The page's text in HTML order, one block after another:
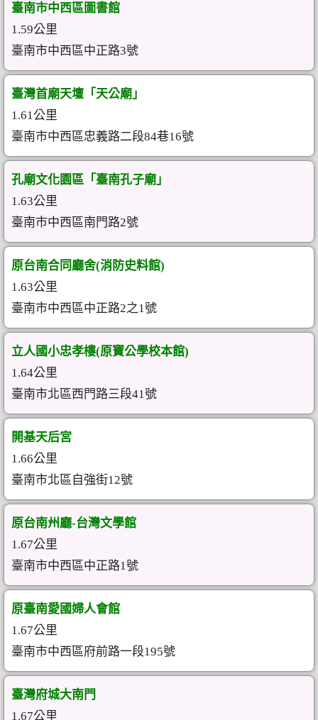
臺南市中西區圖書館
1.59公里
臺南市中西區中正路3號
臺灣首廟天壇「天公廟」
1.61公里
臺南市中西區忠義路二段84巷16號
孔廟文化園區「臺南孔子廟」
1.63公里
臺南市中西區南門路2號
原台南合同廳舍(消防史料館)
1.63公里
臺南市中西區中正路2之1號
立人國小忠孝樓(原寶公學校本館)
1.64公里
臺南市北區西門路三段41號
開基天后宮
1.66公里
臺南市北區自強街12號
原台南州廳-台灣文學館
1.67公里
臺南市中西區中正路1號
原臺南愛國婦人會館
1.67公里
臺南市中西區府前路一段195號
臺灣府城大南門
1.67公里